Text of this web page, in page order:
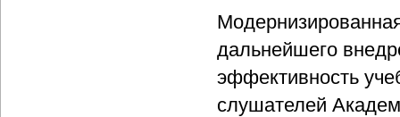
дальнейшего
эффективность
слушателей